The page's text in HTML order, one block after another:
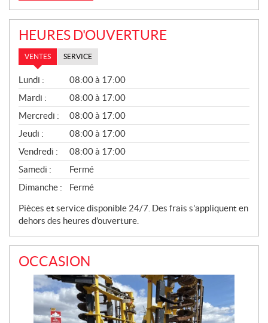
HEURES D'OUVERTURE
VENTES SERVICE
V
E
N
T
E
S
Lundi :
08:00 à 17:00
Mardi :
08:00 à 17:00
Mercredi :
08:00 à 17:00
Jeudi :
08:00 à 17:00
Vendredi :
08:00 à 17:00
Samedi :
Fermé
Dimanche :
Fermé
Pièces et service disponible 24/7. Des frais s'appliquent en
dehors des heures d'ouverture.
OCCASION